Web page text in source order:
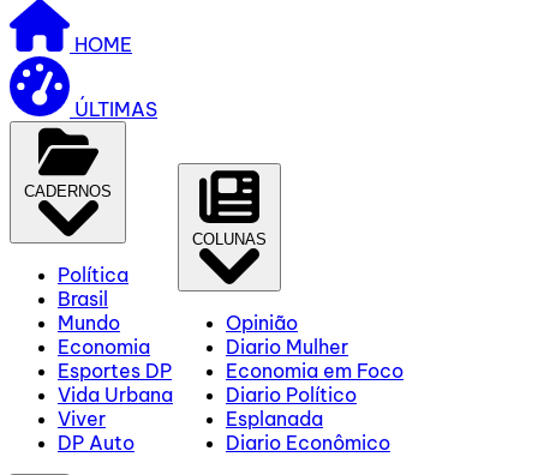
HOME
ÚLTIMAS
CADERNOS
Política
Brasil
Mundo
Economia
Esportes DP
Vida Urbana
Viver
DP Auto
COLUNAS
Opinião
Diario Mulher
Economia em Foco
Diario Político
Esplanada
Diario Econômico